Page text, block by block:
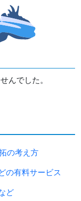
んでした。
の考え方
の有料サービス
ど